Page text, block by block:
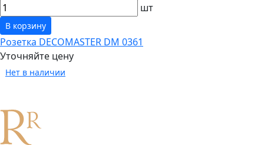
шт
В корзину
Розетка DECOMASTER DM 0361
Уточняйте цену
Нет в наличии